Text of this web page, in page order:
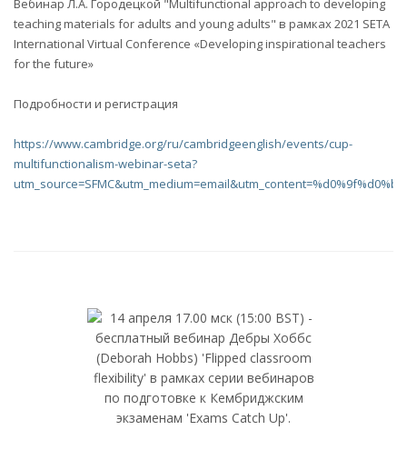
Вебинар Л.А. Городецкой "Multifunctional approach to developing
teaching materials for adults and young adults" в рамках 2021 SETA
International Virtual Conference «Developing inspirational teachers
for the future»
Подробности и регистрация
https://www.cambridge.org/ru/cambridgeenglish/events/cup-
multifunctionalism-webinar-seta?